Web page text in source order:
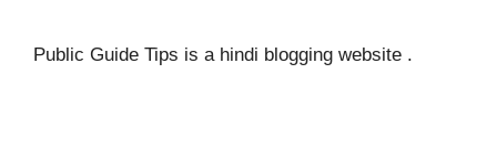
Public Guide Tips is a hindi blogging website .